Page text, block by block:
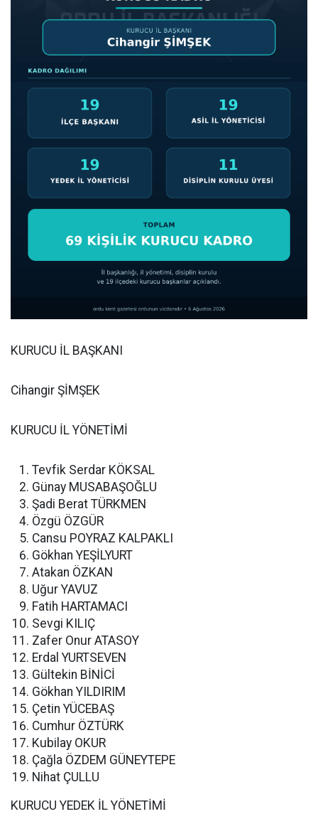
KURUCU İL BAŞKANI
Cihangir ŞİMŞEK
KURUCU İL YÖNETİMİ
Tevfik Serdar KÖKSAL
Günay MUSABAŞOĞLU
Şadi Berat TÜRKMEN
Özgü ÖZGÜR
Cansu POYRAZ KALPAKLI
Gökhan YEŞİLYURT
Atakan ÖZKAN
Uğur YAVUZ
Fatih HARTAMACI
Sevgi KILIÇ
Zafer Onur ATASOY
Erdal YURTSEVEN
Gültekin BİNİCİ
Gökhan YILDIRIM
Çetin YÜCEBAŞ
Cumhur ÖZTÜRK
Kubilay OKUR
Çağla ÖZDEM GÜNEYTEPE
Nihat ÇULLU
KURUCU YEDEK İL YÖNETİMİ